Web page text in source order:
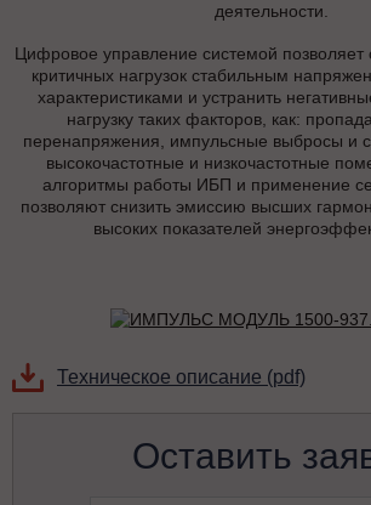
деятельности.
Цифровое управление системой позволяет
критичных нагрузок стабильным
характеристиками и устранить
нагрузку таких факторов, как:
перенапряжения, импульсные выбросы и
высокочастотные и низкочастотные
алгоритмы работы ИБП и применение
позволяют снизить эмиссию высших
высоких показателей
Техническое описание (pdf)
Оставить